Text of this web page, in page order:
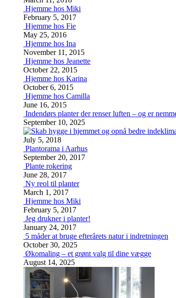
Hjemme hos Miki
February 5, 2017
Hjemme hos Fie
May 25, 2016
Hjemme hos Ina
November 11, 2015
Hjemme hos Jeanette
October 22, 2015
Hjemme hos Karina
October 6, 2015
Hjemme hos Camilla
June 16, 2015
Indendørs planter der renser luften – og er
September 10, 2025
July 5, 2018
Plantorama i Aarhus
September 20, 2017
Plante rokering
June 28, 2017
Ny reol til planter
March 1, 2017
Hjemme hos Miki
February 5, 2017
Jeg drukner i planter!
January 24, 2017
5 måder at bruge efterårets natur i indretningen
October 30, 2025
Økomaling – et grønt valg til dine vægge
August 14, 2025